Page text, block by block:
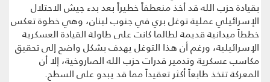
بقيادة حزب الله قد أخذ منعطفاً خطيراً بعد بدء جيش الاحتلال
الإسرائيلي عملية توغل بري في جنوب لبنان، وهي خطوة تعكس
خططاً ميدانية قديمة لطالما كانت على طاولة القيادة العسكرية
الإسرائيلية، ورغم أن هذا التوغل يهدف بشكل واضح إلى تحقيق
مكاسب عسكرية وتدمير قدرات حزب الله الصاروخية، إلا أن
المعركة تتخذ طابعاً أكثر تعقيداً مما قد يبدو على السطح.